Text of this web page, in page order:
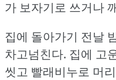
가 보자기로 쓰거나
집에 돌아가기 전날
차고넘친다. 집에 고
씻고 빨래비누로 머